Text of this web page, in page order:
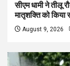
सीएम धामी ने तीलू
मातृशक्ति को किया
August 9, 2026